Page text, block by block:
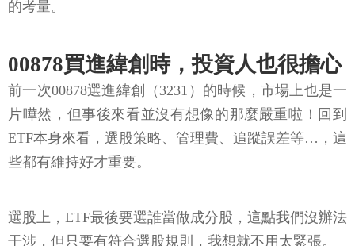
的考量。
00878買進緯創時，投資人也很擔心
前一次00878選進緯創（3231）的時候，市場上也是一
片嘩然，但事後來看並沒有想像的那麼嚴重啦！回到
ETF本身來看，選股策略、管理費、追蹤誤差等…，這
些都有維持好才重要。
選股上，ETF最後要選誰當做成分股，這點我們沒辦法
干涉，但只要有符合選股規則，我想就不用太緊張。